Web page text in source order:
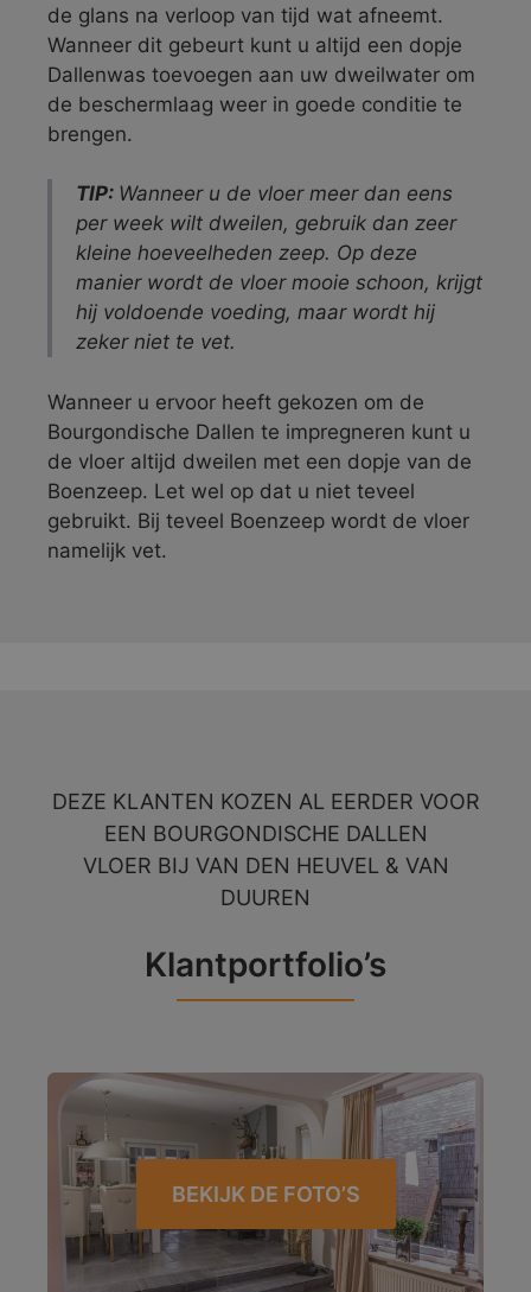
de glans na verloop van tijd wat afneemt.
Wanneer dit gebeurt kunt u altijd een dopje
Dallenwas toevoegen aan uw dweilwater om
de beschermlaag weer in goede conditie te
brengen.
TIP: Wanneer u de vloer meer dan eens
per week wilt dweilen, gebruik dan zeer
kleine hoeveelheden zeep. Op deze
manier wordt de vloer mooie schoon, krijgt
hij voldoende voeding, maar wordt hij
zeker niet te vet.
Wanneer u ervoor heeft gekozen om de
Bourgondische Dallen te impregneren kunt u
de vloer altijd dweilen met een dopje van de
Boenzeep. Let wel op dat u niet teveel
gebruikt. Bij teveel Boenzeep wordt de vloer
namelijk vet.
DEZE KLANTEN KOZEN AL EERDER VOOR
EEN BOURGONDISCHE DALLEN
VLOER BIJ VAN DEN HEUVEL & VAN
DUUREN
Klantportfolio’s
BEKIJK DE FOTO’S